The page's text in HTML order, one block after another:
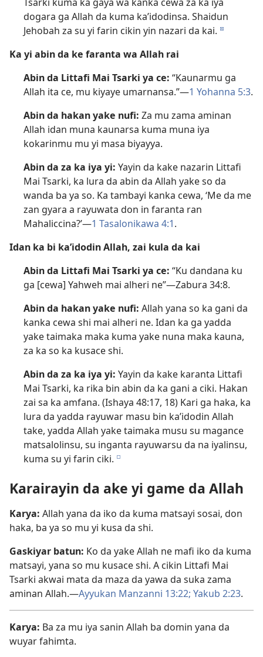
Tsarki kuma ka gaya wa kanka cewa za ka iya
dogara ga Allah da kuma ka’idodinsa. Shaidun
Jehobah za su yi farin cikin yin nazari da kai. d
Ka yi abin da ke faranta wa Allah rai
Abin da Littafi Mai Tsarki ya ce: “Kaunarmu ga
Allah ita ce, mu kiyaye umarnansa.”​—1 Yohanna 5:3.
Abin da hakan yake nufi: Za mu zama aminan
Allah idan muna kaunarsa kuma muna iya
kokarinmu mu yi masa biyayya.
Abin da za ka iya yi: Yayin da kake nazarin Littafi
Mai Tsarki, ka lura da abin da Allah yake so da
wanda ba ya so. Ka tambayi kanka cewa, ‘Me da me
zan gyara a rayuwata don in faranta ran
Mahaliccina?’​—1 Tasalonikawa 4:1.
Idan ka bi ka’idodin Allah, zai kula da kai
Abin da Littafi Mai Tsarki ya ce: “Ku dandana ku
ga [cewa] Yahweh mai alheri ne”​—Zabura 34:8.
Abin da hakan yake nufi: Allah yana so ka gani da
kanka cewa shi mai alheri ne. Idan ka ga yadda
yake taimaka maka kuma yake nuna maka kauna,
za ka so ka kusace shi.
Abin da za ka iya yi: Yayin da kake karanta Littafi
Mai Tsarki, ka rika bin abin da ka gani a ciki. Hakan
zai sa ka amfana. (Ishaya 48:​17, 18) Kari ga haka, ka
lura da yadda rayuwar masu bin ka’idodin Allah
take, yadda Allah yake taimaka musu su magance
matsalolinsu, su inganta rayuwarsu da na iyalinsu,
kuma su yi farin ciki. e
Karairayin da ake yi game da Allah
Karya: Allah yana da iko da kuma matsayi sosai, don
haka, ba ya so mu yi kusa da shi.
Gaskiyar batun: Ko da yake Allah ne mafi iko da kuma
matsayi, yana so mu kusace shi. A cikin Littafi Mai
Tsarki akwai mata da maza da yawa da suka zama
aminan Allah.​—Ayyukan Manzanni 13:22; Yakub 2:23.
Karya: Ba za mu iya sanin Allah ba domin yana da
wuyar fahimta.